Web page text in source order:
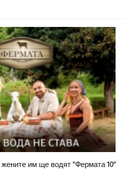
им ще водят "Фермата 10"